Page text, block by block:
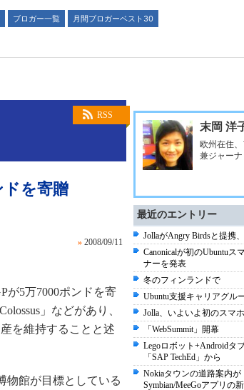
ブロガー一覧
月間ブロガーベスト30
RSS
ドを寄贈
» 2008/09/11
が5万7000ポンドを寄
」などがあり、
を維持することと述
物館が目標としている
末岡 洋
欧州在住
兼ジャーナ
最近のエントリー
JollaがAngry Birdsと提携
Canonicalが初のUbuntuス
ナーを発表
冬のフィンランドで
Ubuntu支援キャリアグル
Jolla、いよいよ初のスマ
「WebSummit」開幕
Legoロボット+Androidタ
「SAP TechEd」から
Nokiaタウンの道路案内
Symbian/MeeGoアプリの